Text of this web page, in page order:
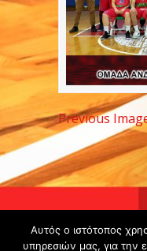
Previous
Αυτός ο ιστότοπος
υπηρεσιών μας, για την